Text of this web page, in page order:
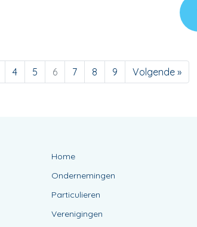
4 5 6 7 8 9 Volgende »
Home
Ondernemingen
Particulieren
Verenigingen